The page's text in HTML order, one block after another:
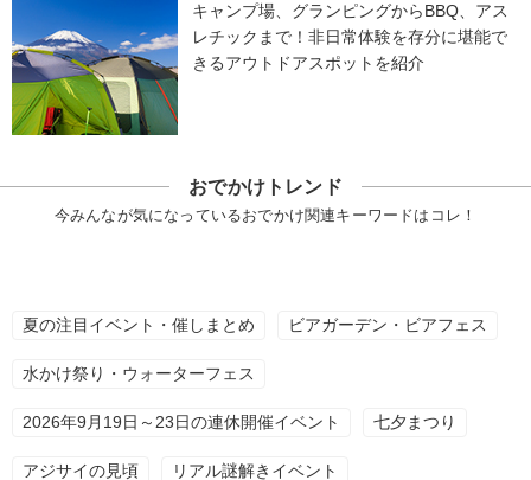
キャンプ場、グランピングからBBQ、アス
レチックまで！非日常体験を存分に堪能で
きるアウトドアスポットを紹介
おでかけトレンド
今みんなが気になっているおでかけ関連キーワードはコレ！
夏の注目イベント・催しまとめ ビアガーデン・ビアフェス
水かけ祭り・ウォーターフェス
2026年9月19日～23日の連休開催イベント 七夕まつり
アジサイの見頃 リアル謎解きイベント